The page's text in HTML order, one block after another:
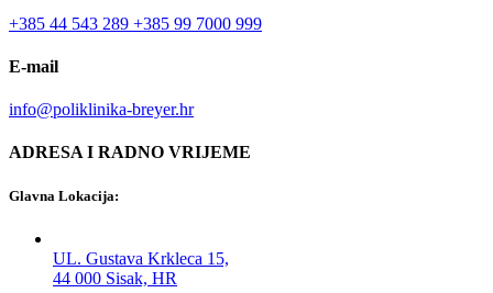
+385 44 543 289 +385 99 7000 999
E-mail
info@poliklinika-breyer.hr
ADRESA I RADNO VRIJEME
Glavna Lokacija:
UL. Gustava Krkleca 15,
44 000 Sisak, HR